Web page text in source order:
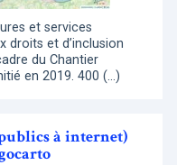
et services
droits et d’inclusion
du Chantier
en 2019. 400 (…)
publics à internet)